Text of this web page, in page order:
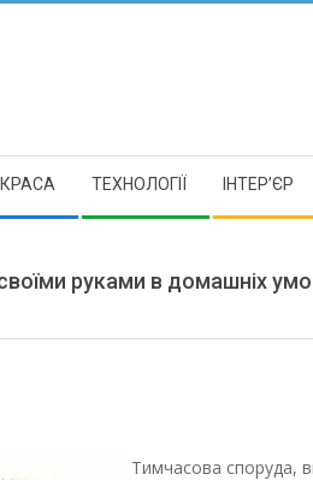
ТЕХНОЛОГІЇ ІНТЕР’ЄР
руками в домашніх
Тимчасова споруда,